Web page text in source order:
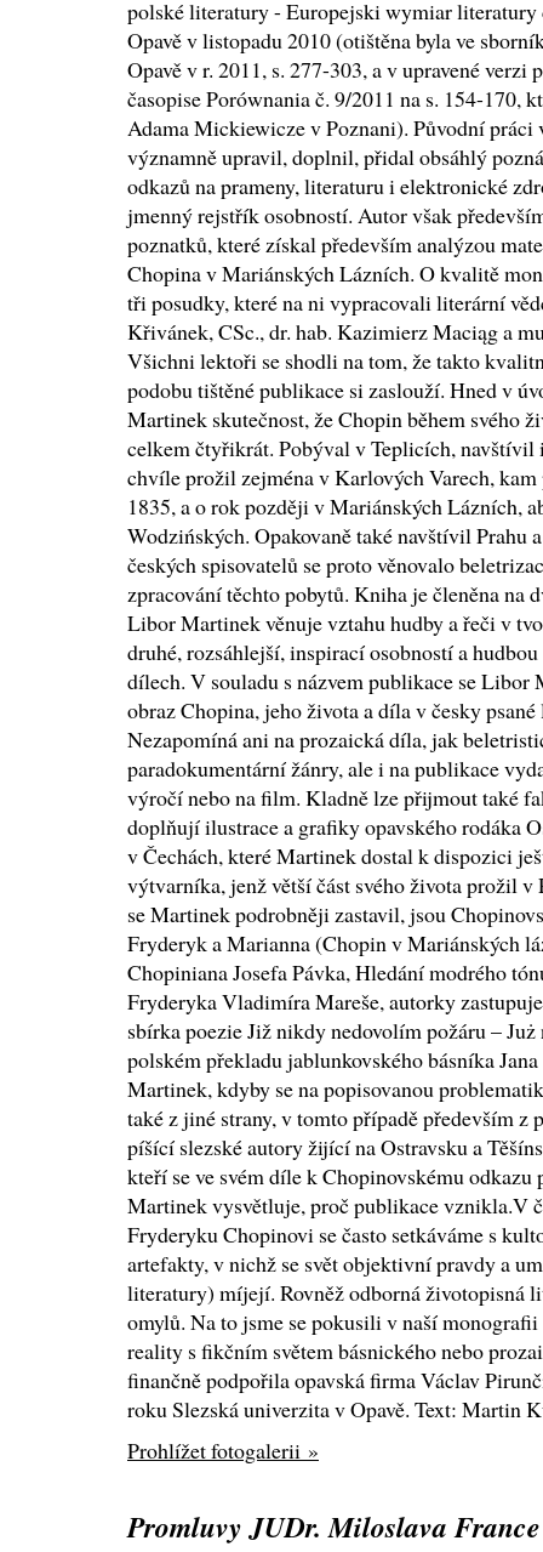
polské literatury - Europejski wymiar literatury
Opavě v listopadu 2010 (otištěna byla ve
Opavě v r. 2011, s. 277-303, a v upravené verzi
časopise Porównania č. 9/2011 na s. 154-170,
Adama Mickiewicze v Poznani). Původní
významně upravil, doplnil, přidal obsáhlý
odkazů na prameny, literaturu i elektronické
jmenný rejstřík osobností. Autor však
poznatků, které získal především analýzou
Chopina v Mariánských Lázních. O kvalitě
tři posudky, které na ni vypracovali literární
Křivánek, CSc., dr. hab. Kazimierz Maciąg a
Všichni lektoři se shodli na tom, že takto
podobu tištěné publikace si zaslouží. Hned v
Martinek skutečnost, že Chopin během svého
celkem čtyřikrát. Pobýval v Teplicích, navštívil
chvíle prožil zejména v Karlových Varech,
1835, a o rok později v Mariánských Lázních,
Wodzińských. Opakovaně také navštívil Prahu
českých spisovatelů se proto věnovalo
zpracování těchto pobytů. Kniha je členěna na
Libor Martinek věnuje vztahu hudby a řeči v
druhé, rozsáhlejší, inspirací osobností a
dílech. V souladu s názvem publikace se Libor
obraz Chopina, jeho života a díla v česky
Nezapomíná ani na prozaická díla, jak
paradokumentární žánry, ale i na publikace
výročí nebo na film. Kladně lze přijmout také
doplňují ilustrace a grafiky opavského rodáka
v Čechách, které Martinek dostal k dispozici
výtvarníka, jenž větší část svého života prožil
se Martinek podrobněji zastavil, jsou
Fryderyk a Marianna (Chopin v Mariánských
Chopiniana Josefa Pávka, Hledání modrého
Fryderyka Vladimíra Mareše, autorky
sbírka poezie Již nikdy nedovolím požáru –
polském překladu jablunkovského básníka
Martinek, kdyby se na popisovanou
také z jiné strany, v tomto případě především
píšící slezské autory žijící na Ostravsku a
kteří se ve svém díle k Chopinovskému
Martinek vysvětluje, proč publikace vznikla.V
Fryderyku Chopinovi se často setkáváme s
artefakty, v nichž se svět objektivní pravdy a
literatury) míjejí. Rovněž odborná životopisná
omylů. Na to jsme se pokusili v naší
reality s fikčním světem básnického nebo
finančně podpořila opavská firma Václav
roku Slezská univerzita v Opavě. Text: Martin
Prohlížet fotogalerii »
Promluvy JUDr. Miloslava France